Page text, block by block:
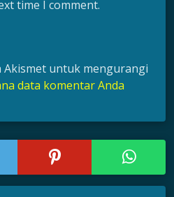
time I comment.
untuk mengurangi
data komentar Anda